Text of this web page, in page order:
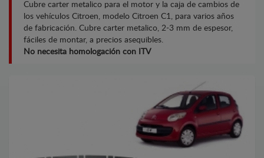
Cubre carter metalico para el motor y la caja de cambios de
los vehículos Citroen, modelo Citroen C1, para varios años
de fabricación. Cubre carter metalico, 2-3 mm de espesor,
fáciles de montar, a precios asequibles.
No necesita homologación con ITV